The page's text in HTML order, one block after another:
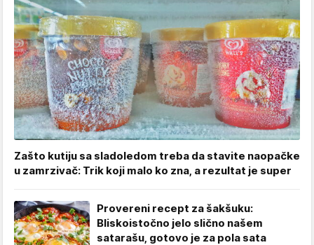
Zašto kutiju sa sladoledom treba da stavite naopačke
u zamrzivač: Trik koji malo ko zna, a rezultat je super
Provereni recept za šakšuku:
Bliskoistočno jelo slično našem
satarašu, gotovo je za pola sata